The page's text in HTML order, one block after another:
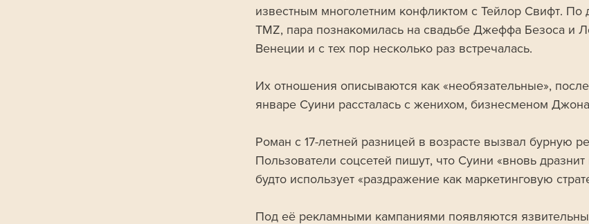
известным многолетним конфликтом с Тейлор Свифт. По
TMZ, пара познакомилась на свадьбе Джеффа Безоса и
Венеции и с тех пор несколько раз встречалась.
Их отношения описываются как «необязательные», после
январе Суини рассталась с женихом, бизнесменом
Роман с 17-летней разницей в возрасте вызвал бурную
Пользователи соцсетей пишут, что Суини «вновь дразнит
будто использует «раздражение как маркетинговую
Под её рекламными кампаниями появляются